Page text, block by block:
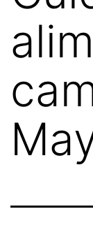
Vida
de
los
Mayores